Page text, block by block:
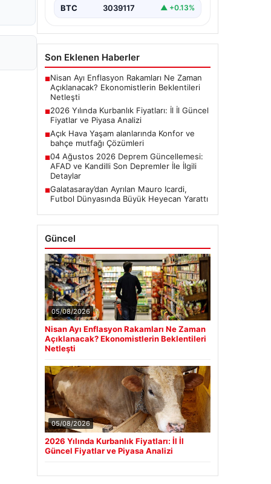
BTC 3039117 ▲ +0.13%
Son Eklenen Haberler
■Nisan Ayı Enflasyon Rakamları Ne Zaman
Açıklanacak? Ekonomistlerin Beklentileri
Netleşti
■2026 Yılında Kurbanlık Fiyatları: İl İl Güncel
Fiyatlar ve Piyasa Analizi
■Açık Hava Yaşam alanlarında Konfor ve
bahçe mutfağı Çözümleri
■04 Ağustos 2026 Deprem Güncellemesi:
AFAD ve Kandilli Son Depremler İle İlgili
Detaylar
■Galatasaray’dan Ayrılan Mauro Icardi,
Futbol Dünyasında Büyük Heyecan Yarattı
Güncel
05/08/2026
Nisan Ayı Enflasyon Rakamları Ne Zaman
Açıklanacak? Ekonomistlerin Beklentileri
Netleşti
05/08/2026
2026 Yılında Kurbanlık Fiyatları: İl İl
Güncel Fiyatlar ve Piyasa Analizi